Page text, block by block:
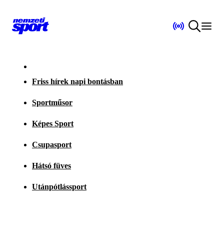
Friss hírek napi bontásban
Sportműsor
Képes Sport
Csupasport
Hátsó füves
Utánpótlássport